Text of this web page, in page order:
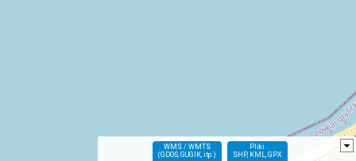
WMS / WMTS
(GDOŚ, GUGIK, itp.)
Pliki
SHP, KML, GPX